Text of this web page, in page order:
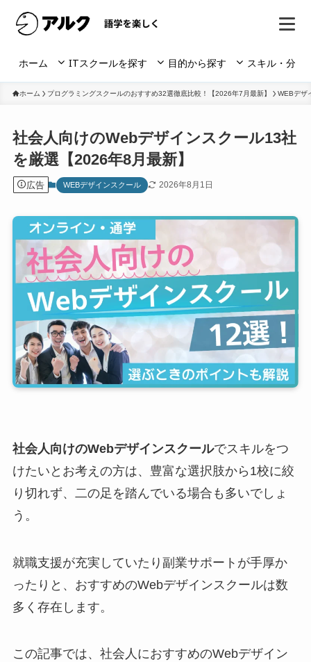
ホーム ITスクールを探す 目的から探す スキル・分野
ホーム プログラミングスクールのおすすめ32選徹底比較！【2026年7月最新】 WEBデザ
社会人向けのWebデザインスクール13社
を厳選【2026年8月最新】
広告 WEBデザインスクール 2026年8月1日
社会人向けのWebデザインスクールでスキルをつ
けたいとお考えの方は、豊富な選択肢から1校に絞
り切れず、二の足を踏んでいる場合も多いでしょ
う。
就職支援が充実していたり副業サポートが手厚か
ったりと、おすすめのWebデザインスクールは数
多く存在します。
この記事では、社会人におすすめのWebデザイン